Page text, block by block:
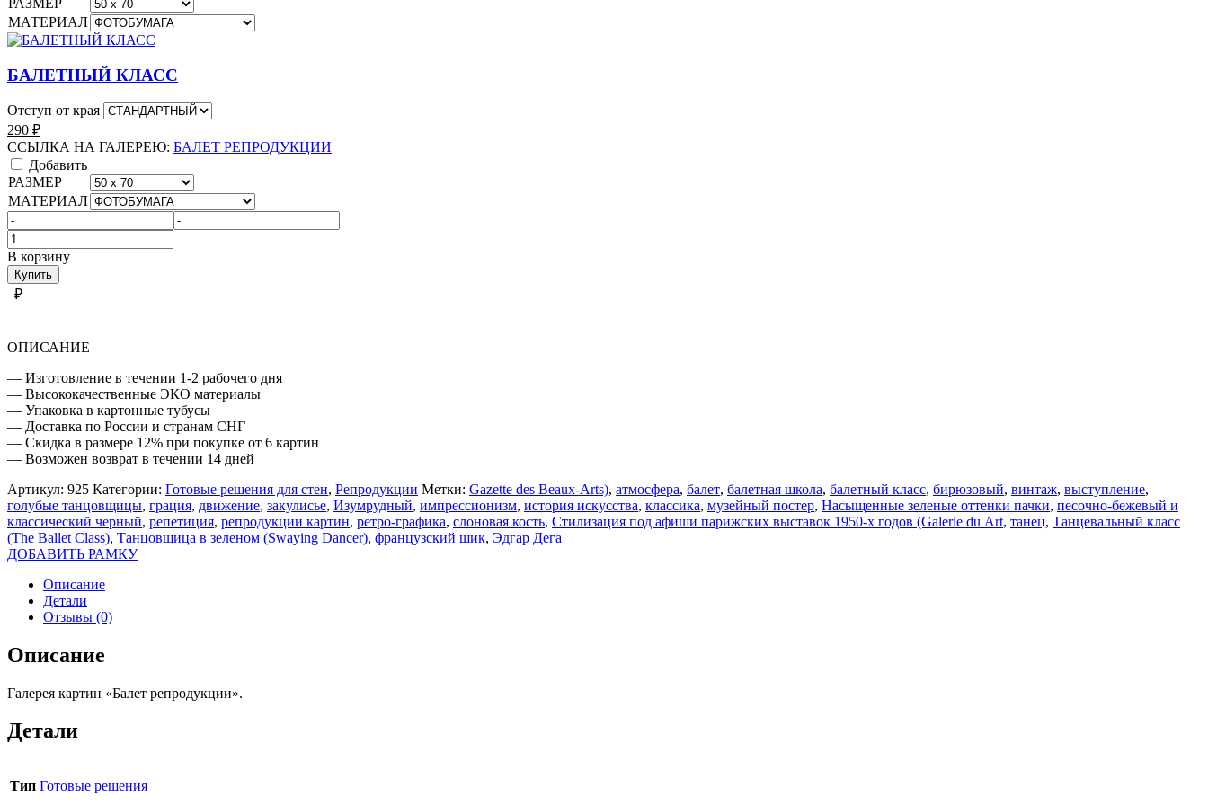
РАЗМЕР
МАТЕРИАЛ
БАЛЕТНЫЙ КЛАСС
Отступ от края
290 ₽
ССЫЛКА НА ГАЛЕРЕЮ: БАЛЕТ РЕПРОДУКЦИИ
Добавить
РАЗМЕР
МАТЕРИАЛ
Количество
товара
БАЛЕТ
РЕПРОДУКЦИИ
В корзину
Купить
₽
ОПИСАНИЕ
— Изготовление в течении 1-2 рабочего дня
— Высококачественные ЭКО материалы
— Упаковка в картонные тубусы
— Доставка по России и странам СНГ
— Скидка в размере 12% при покупке от 6 картин
— Возможен возврат в течении 14 дней
Артикул: 925 Категории: Готовые решения для стен, Репродукции Метки: Gazette des Beaux-Arts), атмосфера, балет, балетная школа, балетный класс, бирюзовый, винтаж, выступление,
голубые танцовщицы, грация, движение, закулисье, Изумрудный, импрессионизм, история искусства, классика, музейный постер, Насыщенные зеленые оттенки пачки, песочно-бежевый и
классический черный, репетиция, репродукции картин, ретро-графика, слоновая кость, Стилизация под афиши парижских выставок 1950-х годов (Galerie du Art, танец, Танцевальный класс
(The Ballet Class), Танцовщица в зеленом (Swaying Dancer), французский шик, Эдгар Дега
ДОБАВИТЬ РАМКУ
Описание
Детали
Отзывы (0)
Описание
Галерея картин «Балет репродукции».
Детали
Тип Готовые решения